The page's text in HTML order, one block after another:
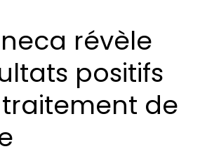
révèle
positifs
de